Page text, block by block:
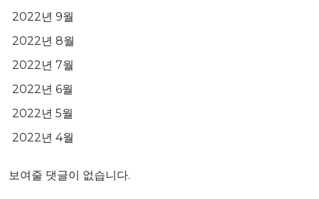
2022년 9월
2022년 8월
2022년 7월
2022년 6월
2022년 5월
2022년 4월
보여줄 댓글이 없습니다.